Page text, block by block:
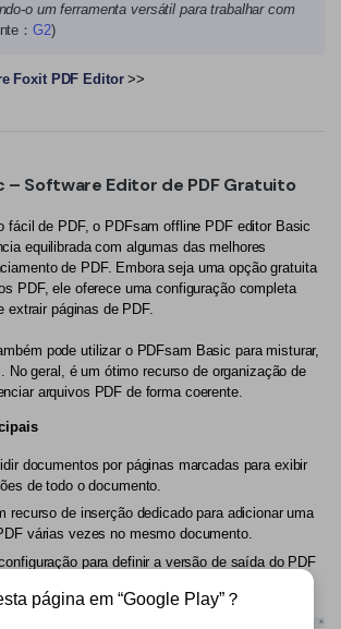
o um ferramenta versátil para trabalhar com
： G2)
Foxit PDF Editor>>
– Software Editor de PDF Gratuito
fácil de PDF, o PDFsam offline PDF editor Basic
equilibrada com algumas das melhores
de PDF. Embora seja uma opção gratuita
PDF, ele oferece uma configuração completa
extrair páginas de PDF.
pode utilizar o PDFsam Basic para misturar,
No geral, é um ótimo recurso de organização de
arquivos PDF de forma coerente.
documentos por páginas marcadas para exibir
de todo o documento.
recurso de inserção dedicado para adicionar uma
várias vezes no mesmo documento.
para definir a versão de saída do PDF
página em “Google Play”？